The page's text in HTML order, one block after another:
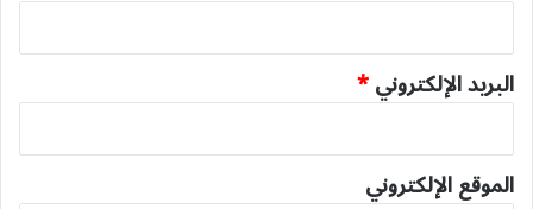
البريد الإلكتروني*
الموقع الإلكتروني